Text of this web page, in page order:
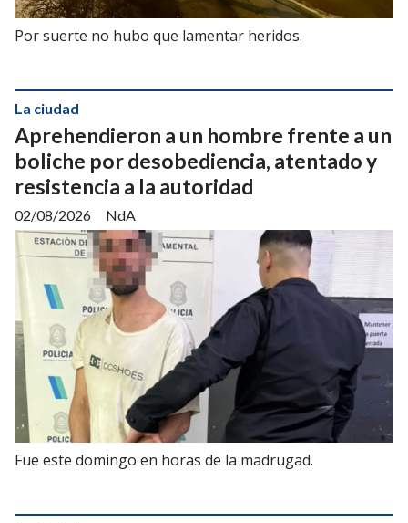
Por suerte no hubo que lamentar heridos.
Aprehendieron a un hombre frente a un
boliche por desobediencia, atentado y
resistencia a la autoridad
NdA
La ciudad
02/08/2026
Fue este domingo en horas de la madrugad.